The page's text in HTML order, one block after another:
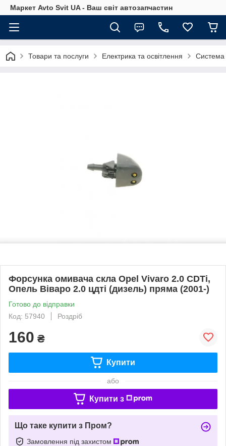
Маркет Avto Svit UA - Ваш світ автозапчастин
Товари та послуги Електрика та освітлення Система
Форсунка омивача скла Opel Vivaro 2.0 CDTi,
Опель Віваро 2.0 цдті (дизель) пряма (2001-)
Готово до відправки
Код: 57940
Роздріб
160 ₴
Купити
або
Купити з
Що таке купити з Пром?
Замовлення під захистом